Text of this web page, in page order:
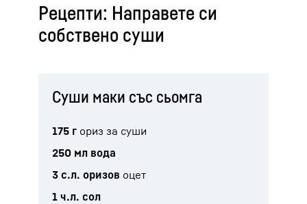
Рецепти: Направете си
собствено суши
Суши маки със сьомга
175 г ориз за суши
250 мл вода
3 с.л. оризов оцет
1 ч.л. сол